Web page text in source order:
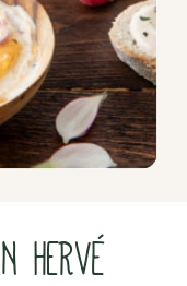
HERVÉ